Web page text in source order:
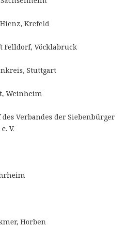
Krefeld
Felldorf, Vöcklabruck
Stuttgart
Weinheim
Verbandes der Siebenbürger
V.
Horben